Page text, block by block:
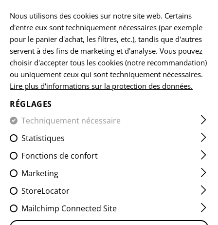
ACCUEIL VÊTEMENTS COUVRE-CHEFS BEANIES
BEANIE LW
Nous utilisons des cookies sur notre site web. Certains
d'entre eux sont techniquement nécessaires (par exemple
pour le panier d'achat, les filtres, etc.), tandis que d'autres
servent à des fins de marketing et d'analyse. Vous pouvez
choisir d'accepter tous les cookies (notre recommandation)
ou uniquement ceux qui sont techniquement nécessaires.
Lire plus d'informations sur la protection des données.
RÉGLAGES
Techniquement nécessaire
Statistiques
Fonctions de confort
Marketing
StoreLocator
Mailchimp Connected Site